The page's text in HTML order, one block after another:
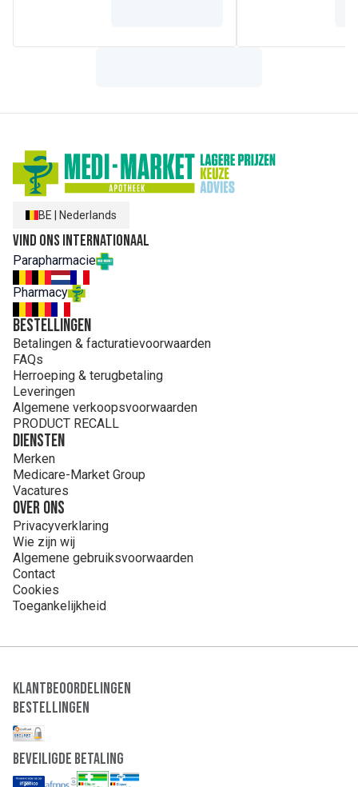
BE Nederlands
Vind ons internationaal
Parapharmacie
Pharmacy
Bestellingen
Betalingen & facturatievoorwaarden
FAQs
Herroeping & terugbetaling
Leveringen
Algemene verkoopsvoorwaarden
PRODUCT RECALL
Diensten
Merken
Medicare-Market Group
Vacatures
Over ons
Privacyverklaring
Wie zijn wij
Algemene gebruiksvoorwaarden
Contact
Cookies
Toegankelijkheid
Klantbeoordelingen
Bestellingen
Beveiligde Betaling